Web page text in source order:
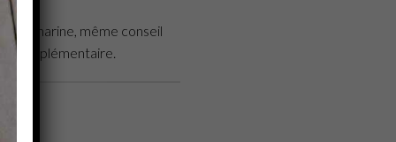
marine, même conseil
supplémentaire.